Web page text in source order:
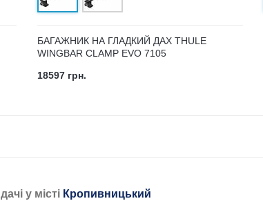
БАГАЖНИК НА ГЛАДКИЙ ДАХ THULE
WINGBAR CLAMP EVO 7105
18597 грн.
у місті Кропивницький